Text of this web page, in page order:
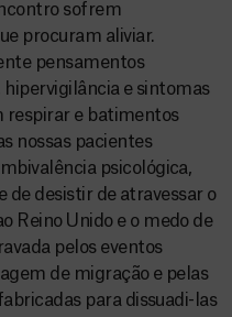
sofrem
procuram aliviar.
pensamentos
hipervigilância e sintomas
respirar e batimentos
nossas pacientes
psicológica,
de desistir de atravessar o
Reino Unido e o medo de
pelos eventos
de migração e pelas
para dissuadi-las